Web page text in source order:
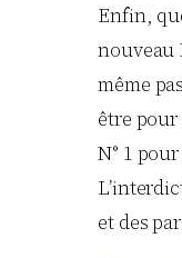
Enfin,
nouveau
même
être pour
N° 1
et des